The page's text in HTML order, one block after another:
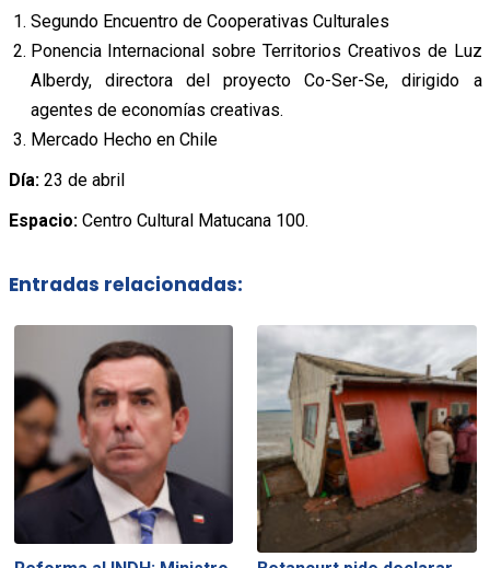
Segundo Encuentro de Cooperativas Culturales
Ponencia Internacional sobre Territorios Creativos de Luz
Alberdy, directora del proyecto Co-Ser-Se, dirigido a
agentes de economías creativas.
Mercado Hecho en Chile
Día:23 de abril
Espacio:Centro Cultural Matucana 100.
Entradas relacionadas: